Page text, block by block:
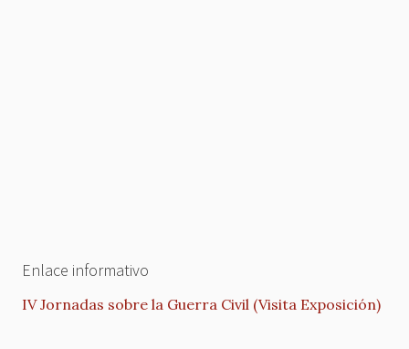
Enlace informativo
IV Jornadas sobre la Guerra Civil (Visita Exposición)